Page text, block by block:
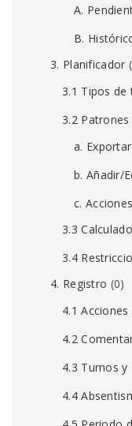
A.
B.
3. Planificador
3.1 Tipos de
3.2
a.
b. Añadir/
c.
3.3
3.4
4. Registro (0)
4.1 Acciones
4.2
4.3 Turnos y
4.4